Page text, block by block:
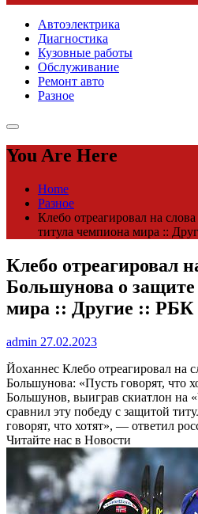
Автоэлектрика
Диагностика
Кузовные работы
Обслуживание
Ремонт авто
Разное
You Are Here
Home
Разное
Клебо отреагировал на
титула чемпиона мира ::
Клебо отреагировал
Большунова о
мира :: Другие :: РБК
admin 27.02.2023
Йоханнес Клебо отреагировал на
Большунова: «Пусть говорят, что
Большунов, выиграв скиатлон на
сравнил эту победу с защитой
говорят, что хотят», — ответил
Читайте нас в Новости